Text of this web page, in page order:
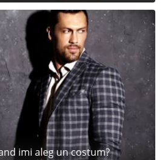
imi aleg un costum?